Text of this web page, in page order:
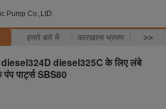
Pump Co.,LtD
हमारे बारे में कारखाना भ्रमण >>
diesel325C के लिए लंबे
पार्ट्स SBS80